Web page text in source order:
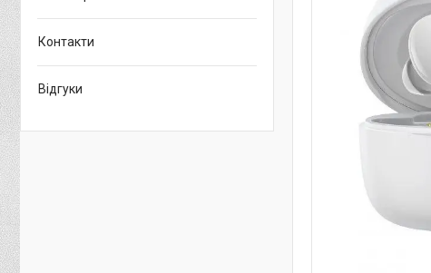
Контакти
Відгуки